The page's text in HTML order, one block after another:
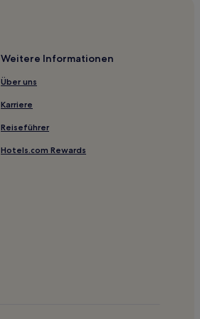
Weitere Informationen
Über uns
Karriere
Reiseführer
Hotels.com Rewards